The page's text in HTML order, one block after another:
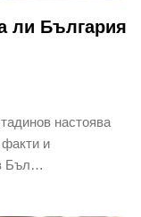
ли България
настоява
факти и
Бъл…